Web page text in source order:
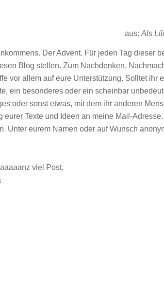
aus:Als
Der Advent. Für jeden Tag dieser
Blog stellen. Zum Nachdenken,
vor allem auf eure Unterstützung. Solltet ihr
ein besonderes oder ein scheinbar
oder sonst etwas, mit dem ihr anderen
eurer Texte und Ideen an meine Mail-
Unter eurem Namen oder auf Wunsch
viel Post,